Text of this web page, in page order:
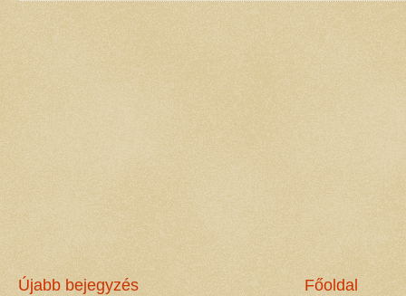
Újabb bejegyzés Főoldal